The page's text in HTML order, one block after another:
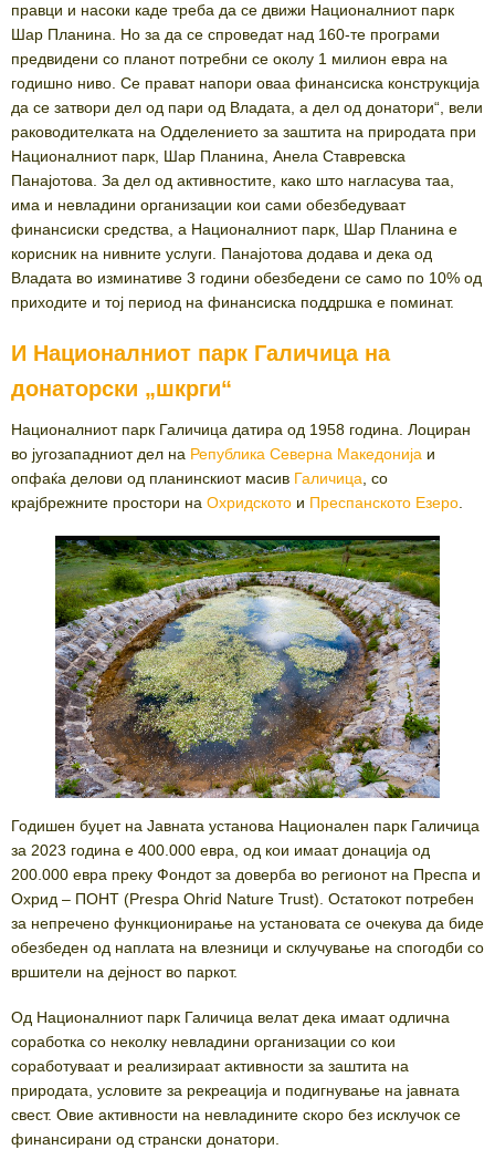
правци и насоки каде треба да се движи Националниот парк
Шар Планина. Но за да се спроведат над 160-те програми
предвидени со планот потребни се околу 1 милион евра на
годишно ниво. Се прават напори оваа финансиска конструкција
да се затвори дел од пари од Владата, а дел од донатори“, вели
раководителката на Одделението за заштита на природата при
Националниот парк, Шар Планина, Анела Ставревска
Панајотова. За дел од активностите, како што нагласува таа,
има и невладини организации кои сами обезбедуваат
финансиски средства, а Националниот парк, Шар Планина е
корисник на нивните услуги. Панајотова додава и дека од
Владата во изминативе 3 години обезбедени се само по 10% од
приходите и тој период на финансиска поддршка е поминат.
И Националниот парк Галичица на
донаторски „шкрги“
Националниот парк Галичица датира од 1958 година. Лоциран
во југозападниот дел на Република Северна Македонија и
опфаќа делови од планинскиот масив Галичица , со
крајбрежните простори на Охридското и Преспанското Езеро
Годишен буџет на Јавната установа Национален парк Галичица
за 2023 година е 400.000 евра, од кои имаат донација од
200.000 евра преку Фондот за доверба во регионот на Преспа и
Охрид – ПОНТ (Prespa Ohrid Nature Trust). Остатокот потребен
за непречено функционирање на установата се очекува да биде
обезбеден од наплата на влезници и склучување на спогодби со
вршители на дејност во паркот.
Од Националниот парк Галичица велат дека имаат одлична
соработка со неколку невладини организации со кои
соработуваат и реализираат активности за заштита на
природата, условите за рекреација и подигнување на јавната
свест. Овие активности на невладините скоро без исклучок се
финансирани од странски донатори.